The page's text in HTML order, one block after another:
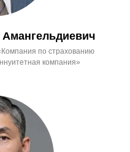
по страхованию
компания»